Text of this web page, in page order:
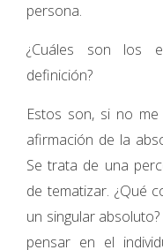
persona.
¿Cuáles son los
definición?
Estos son, si no
afirmación de la
Se trata de una
de tematizar. ¿Qué
un singular
pensar en el